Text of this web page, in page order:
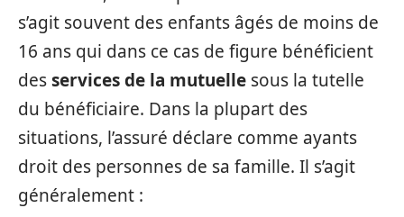
s’agit souvent des enfants âgés de moins de
16 ans qui dans ce cas de figure bénéficient
desservices de la mutuelle sous la tutelle
du bénéficiaire. Dans la plupart des
situations, l’assuré déclare comme ayants
droit des personnes de sa famille. Il s’agit
généralement :